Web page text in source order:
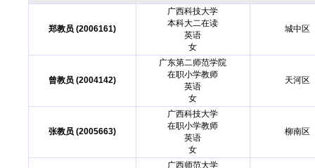
郑教员 (2006161)
广西科技大学
本科大二在读
英语
女
城中区
曾教员 (2004142)
广东第二师范学院
在职小学教师
英语
女
天河区
张教员 (2005663)
广西科技大学
在职小学教师
英语
女
柳南区
广西师范大学